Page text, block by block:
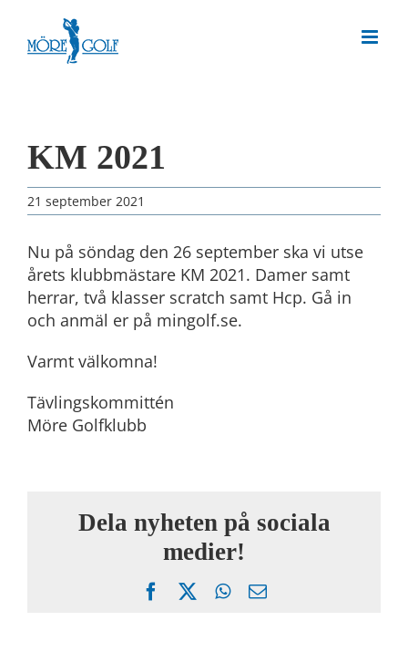
content
KM 2021
21 september 2021
Nu på söndag den 26 september ska vi utse
årets klubbmästare KM 2021. Damer samt
herrar, två klasser scratch samt Hcp. Gå in
och anmäl er på mingolf.se.
Varmt välkomna!
Tävlingskommittén
Möre Golfklubb
Dela nyheten på sociala
medier!
FacebookWhatsApp
Email